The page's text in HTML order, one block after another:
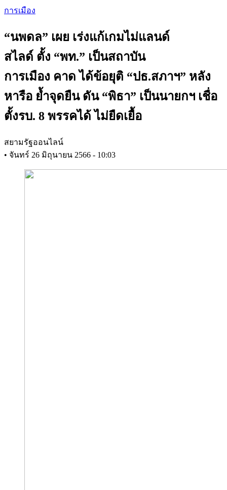
Skip
content
การเมือง
“นพดล” เผย เร่งแก้เกมไม่แลนด์
สไลด์ ตั้ง “พท.” เป็นสถาบัน
การเมือง คาด ได้ข้อยุติ “ปธ.สภาฯ” หลัง
หารือ ย้ำจุดยืน ดัน “พิธา” เป็นนายกฯ เชื่อ
ตั้งรบ. 8 พรรคได้ ไม่ยืดเยื้อ
สยามรัฐออนไลน์
• จันทร์ 26 มิถุนายน 2566 - 10:03